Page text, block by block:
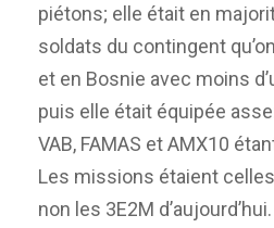
piétons; elle était en
soldats du contingent
et en Bosnie avec moins
puis elle était équipée
VAB, FAMAS et AMX10
Les missions étaient
non les 3E2M d’aujourd’hui.